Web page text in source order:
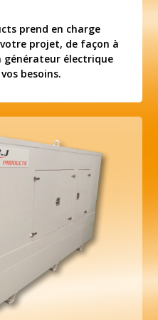
prend en charge
projet, de façon à
électrique
besoins.